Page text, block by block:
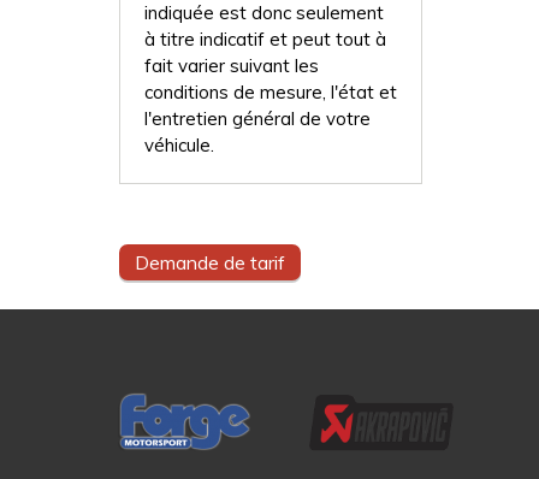
indiquée est donc seulement
à titre indicatif et peut tout à
fait varier suivant les
conditions de mesure, l'état et
l'entretien général de votre
véhicule.
Demande de tarif